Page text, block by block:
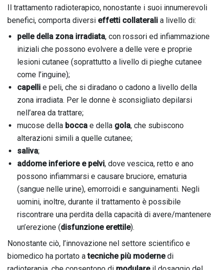
Il trattamento radioterapico, nonostante i suoi innumerevoli
benefici, comporta diversi effetti collaterali a livello di:
pelle della zona irradiata, con rossori ed infiammazione
iniziali che possono evolvere a delle vere e proprie
lesioni cutanee (soprattutto a livello di pieghe cutanee
come l’inguine);
capelli e peli, che si diradano o cadono a livello della
zona irradiata. Per le donne è sconsigliato depilarsi
nell’area da trattare;
mucose della bocca e della gola, che subiscono
alterazioni simili a quelle cutanee;
saliva;
addome inferiore e pelvi, dove vescica, retto e ano
possono infiammarsi e causare bruciore, ematuria
(sangue nelle urine), emorroidi e sanguinamenti. Negli
uomini, inoltre, durante il trattamento è possibile
riscontrare una perdita della capacità di avere/mantenere
un’erezione (disfunzione erettile).
Nonostante ciò, l’innovazione nel settore scientifico e
biomedico ha portato atecniche più modernedi